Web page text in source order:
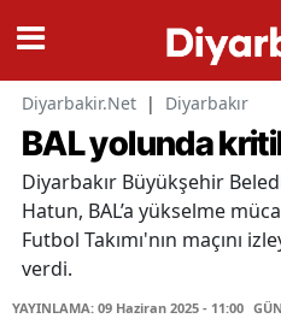
Diyarbakir.Net | Diyarbakır
BAL yolunda
Diyarbakır Büyükşehir
Hatun, BAL’a yükselme
Futbol Takımı'nın maçını
verdi.
YAYINLAMA: 09 Haziran 2025 - 11:00